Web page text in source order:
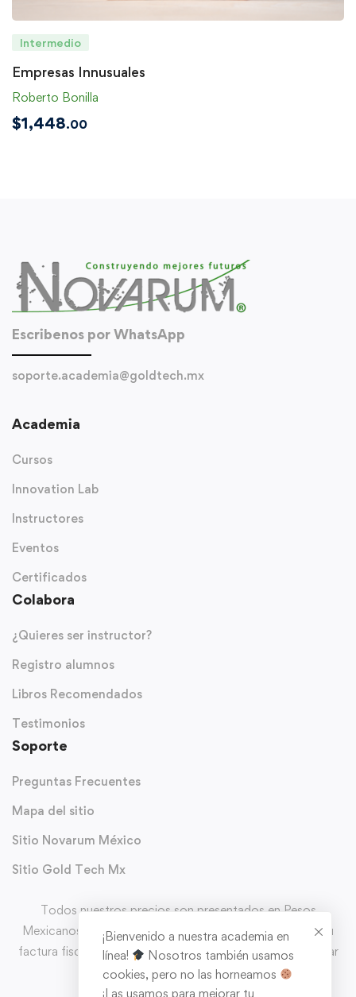
Intermedio
Empresas Innusuales
Roberto Bonilla
$1,448.00
Escribenos por WhatsApp
soporte.academia@goldtech.mx
Academia
Cursos
Innovation Lab
Instructores
Eventos
Certificados
Colabora
¿Quieres ser instructor?
Registro alumnos
Libros Recomendados
Testimonios
Soporte
Preguntas Frecuentes
Mapa del sitio
Sitio Novarum México
Sitio Gold Tech Mx
Todos nuestros precios son presentados en Pesos
Mexicanos (MXN) y con IVA incluido. Puedes solicitar tu
factura fiscal directo en el carrito de comprar al completar
tu pedido.
¡Bienvenido a nuestra academia en
línea!
Nosotros también usamos
cookies, pero no las horneamos
¡Las usamos para mejorar tu